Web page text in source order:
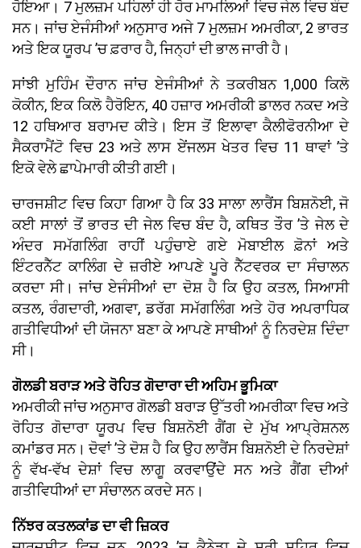
ਹੋਇਆ। 7 ਮੁਲਜ਼ਮ ਪਹਿਲਾਂ ਹੀ ਹੋਰ ਮਾਮਲਿਆਂ ਵਿਚ ਜੇਲ ਵਿਚ ਬੰਦ
ਸਨ। ਜਾਂਚ ਏਜੰਸੀਆਂ ਅਨੁਸਾਰ ਅਜੇ 7 ਮੁਲਜ਼ਮ ਅਮਰੀਕਾ, 2 ਭਾਰਤ
ਅਤੇ ਇਕ ਯੂਰਪ ’ਚ ਫ਼ਰਾਰ ਹੈ, ਜਿਨ੍ਹਾਂ ਦੀ ਭਾਲ ਜਾਰੀ ਹੈ।
ਸਾਂਝੀ ਮੁਹਿੰਮ ਦੌਰਾਨ ਜਾਂਚ ਏਜੰਸੀਆਂ ਨੇ ਤਕਰੀਬਨ 1,000 ਕਿਲੋ
ਕੋਕੀਨ, ਇਕ ਕਿਲੋ ਹੈਰੋਇਨ, 40 ਹਜ਼ਾਰ ਅਮਰੀਕੀ ਡਾਲਰ ਨਕਦ ਅਤੇ
12 ਹਥਿਆਰ ਬਰਾਮਦ ਕੀਤੇ। ਇਸ ਤੋਂ ਇਲਾਵਾ ਕੈਲੀਫੋਰਨੀਆ ਦੇ
ਸੈਕਰਾਮੈਂਟੋ ਵਿਚ 23 ਅਤੇ ਲਾਸ ਏਂਜਲਸ ਖੇਤਰ ਵਿਚ 11 ਥਾਵਾਂ ’ਤੇ
ਇਕੋ ਵੇਲੇ ਛਾਪੇਮਾਰੀ ਕੀਤੀ ਗਈ।
ਚਾਰਜਸ਼ੀਟ ਵਿਚ ਕਿਹਾ ਗਿਆ ਹੈ ਕਿ 33 ਸਾਲਾ ਲਾਰੈਂਸ ਬਿਸ਼ਨੋਈ, ਜੋ
ਕਈ ਸਾਲਾਂ ਤੋਂ ਭਾਰਤ ਦੀ ਜੇਲ ਵਿਚ ਬੰਦ ਹੈ, ਕਥਿਤ ਤੌਰ ’ਤੇ ਜੇਲ ਦੇ
ਅੰਦਰ ਸਮੱਗਲਿੰਗ ਰਾਹੀਂ ਪਹੁੰਚਾਏ ਗਏ ਮੋਬਾਈਲ ਫ਼ੋਨਾਂ ਅਤੇ
ਇੰਟਰਨੈੱਟ ਕਾਲਿੰਗ ਦੇ ਜ਼ਰੀਏ ਆਪਣੇ ਪੂਰੇ ਨੈੱਟਵਰਕ ਦਾ ਸੰਚਾਲਨ
ਕਰਦਾ ਸੀ। ਜਾਂਚ ਏਜੰਸੀਆਂ ਦਾ ਦੋਸ਼ ਹੈ ਕਿ ਉਹ ਕਤਲ, ਸਿਆਸੀ
ਕਤਲ, ਰੰਗਦਾਰੀ, ਅਗਵਾ, ਡਰੱਗ ਸਮੱਗਲਿੰਗ ਅਤੇ ਹੋਰ ਅਪਰਾਧਿਕ
ਗਤੀਵਿਧੀਆਂ ਦੀ ਯੋਜਨਾ ਬਣਾ ਕੇ ਆਪਣੇ ਸਾਥੀਆਂ ਨੂੰ ਨਿਰਦੇਸ਼ ਦਿੰਦਾ
ਸੀ।
ਗੋਲਡੀ ਬਰਾੜ ਅਤੇ ਰੋਹਿਤ ਗੋਦਾਰਾ ਦੀ ਅਹਿਮ ਭੂਮਿਕਾ
ਅਮਰੀਕੀ ਜਾਂਚ ਅਨੁਸਾਰ ਗੋਲਡੀ ਬਰਾੜ ਉੱਤਰੀ ਅਮਰੀਕਾ ਵਿਚ ਅਤੇ
ਰੋਹਿਤ ਗੋਦਾਰਾ ਯੂਰਪ ਵਿਚ ਬਿਸ਼ਨੋਈ ਗੈਂਗ ਦੇ ਮੁੱਖ ਆਪ੍ਰੇਸ਼ਨਲ
ਕਮਾਂਡਰ ਸਨ। ਦੋਵਾਂ ’ਤੇ ਦੋਸ਼ ਹੈ ਕਿ ਉਹ ਲਾਰੈਂਸ ਬਿਸ਼ਨੋਈ ਦੇ ਨਿਰਦੇਸ਼ਾਂ
ਨੂੰ ਵੱਖ-ਵੱਖ ਦੇਸ਼ਾਂ ਵਿਚ ਲਾਗੂ ਕਰਵਾਉਂਦੇ ਸਨ ਅਤੇ ਗੈਂਗ ਦੀਆਂ
ਗਤੀਵਿਧੀਆਂ ਦਾ ਸੰਚਾਲਨ ਕਰਦੇ ਸਨ।
ਨਿੱਝਰ ਕਤਲਕਾਂਡ ਦਾ ਵੀ ਜ਼ਿਕਰ